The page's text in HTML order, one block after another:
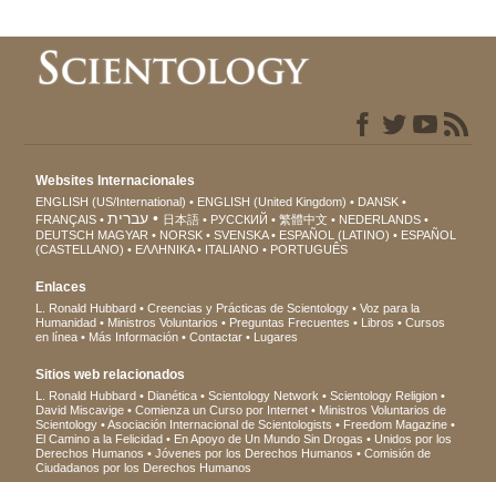
Websites Internacionales
ENGLISH (US/International) ENGLISH (United Kingdom)
DANSK
FRANÇAIS
עברית 日本語 РУССКИЙ 繁體中文
NEDERLANDS
DEUTSCH MAGYAR NORSK SVENSKA ESPAÑOL (LATINO)
ESPAÑOL
(CASTELLANO)
ΕΛΛΗΝΙΚA ITALIANO PORTUGUÊS
Enlaces
L. Ronald Hubbard Creencias y Prácticas de Scientology
Voz para la
Humanidad
Ministros Voluntarios Preguntas Frecuentes Libros
Cursos
en línea
Más Información Contactar Lugares
Sitios web relacionados
L. Ronald Hubbard Dianética Scientology Network
Scientology Religion
David Miscavige
Comienza un Curso por Internet
Ministros Voluntarios de
Scientology
Asociación Internacional de Scientologists
Freedom Magazine
El Camino a la Felicidad
En Apoyo de Un Mundo Sin Drogas
Unidos por los
Derechos Humanos
Jóvenes por los Derechos Humanos
Comisión de
Ciudadanos por los Derechos Humanos